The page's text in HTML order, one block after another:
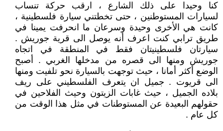
كنا وحيدا على ذلك الشارع ، ارقب حركة تنساب
لسيارات المستوطنين ، حتى تخطتني سيارة فلسطينية ،
كانت هي الأخرى وحيدة وسرعان ما انحرفت يمينا في
طريق ترابي كنت اعرف أنه يوصل الى قرية جوريش .
سيارتان فلسطينيتان فقط في المنطقة في اتجاه
جوريش ومنها الى قصره من مدخلها الغربي . أصبح
الوضع أكثر أمانا ، حيث توجهت بالسيارة نحو تلفيت ومنها
الى قريوت . جميل ان يتعرف الفلسطيني على ريف
بلاده الجميل ، حيث غابات الزيتون وحيث الفلاحين في
حقولهم البعيدة عن المستوطنات في مثل هذا الوقت من
كل عام .